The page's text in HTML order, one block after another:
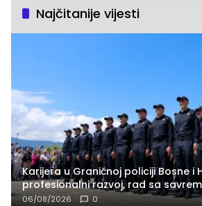
Najčitanije vijesti
Karijera u Graničnoj policiji Bosne i
profesionalni razvoj, rad sa
i služba građanima
06/08/2026 0